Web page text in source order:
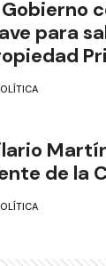
Gobierno
para
de la